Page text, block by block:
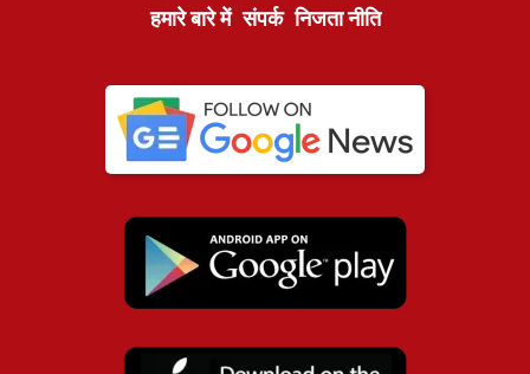
हमारे बारे में संपर्क निजता नीति